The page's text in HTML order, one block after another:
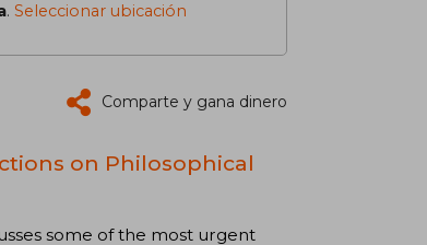
. Seleccionar ubicación
Comparte y gana dinero
on Philosophical
some of the most urgent